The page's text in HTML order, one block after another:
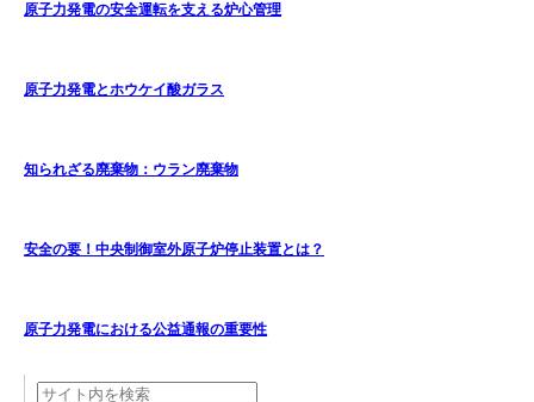
原子力発電の安全運転を支える炉心管理
原子力発電とホウケイ酸ガラス
知られざる廃棄物：ウラン廃棄物
安全の要！中央制御室外原子炉停止装置とは？
原子力発電における公益通報の重要性